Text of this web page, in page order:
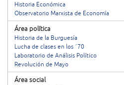
Historia Económica
Observatorio Marxista de Economía
Área política
Historia de la Burguesía
Lucha de clases en los ´70
Laboratorio de Análisis Político
Revolución de Mayo
Área social